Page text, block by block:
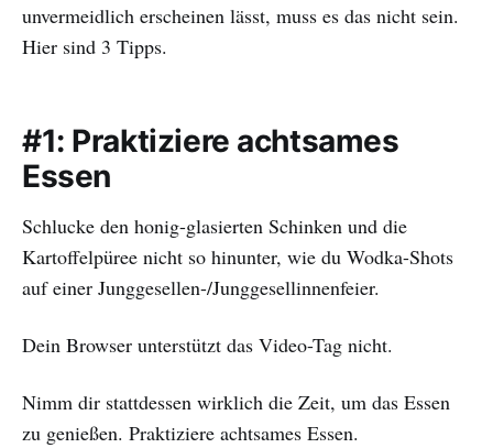
unvermeidlich erscheinen lässt, muss es das nicht sein.
Hier sind 3 Tipps.
#1: Praktiziere achtsames
Essen
Schlucke den honig-glasierten Schinken und die
Kartoffelpüree nicht so hinunter, wie du Wodka-Shots
auf einer Junggesellen-/Junggesellinnenfeier.
Dein Browser unterstützt das Video-Tag nicht.
Nimm dir stattdessen wirklich die Zeit, um das Essen
zu genießen. Praktiziere achtsames Essen.